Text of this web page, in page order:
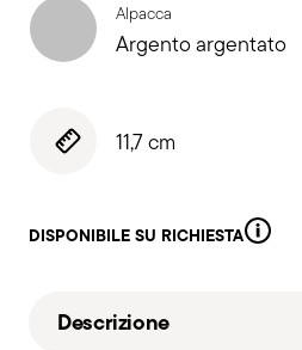
Alpacca
Argento argentato
11,7 cm
DISPONIBILE SU RICHIESTA
Descrizione